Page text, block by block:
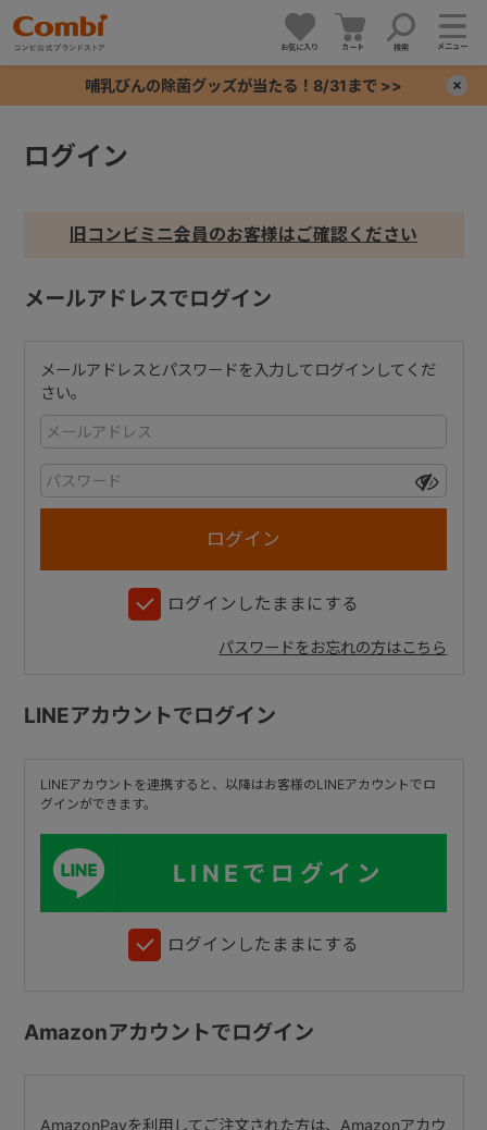
お気に入り カート 検索 メニュー
哺乳びんの除菌グッズが当たる！8/31まで >>
ログイン
旧コンビミニ会員のお客様はご確認ください
メールアドレスでログイン
メールアドレスとパスワードを入力してログインしてくだ
さい。
ログインしたままにする
パスワードをお忘れの方はこちら
LINEアカウントでログイン
LINEアカウントを連携すると、以降はお客様のLINEアカウントでロ
グインができます。
LINEでログイン
ログインしたままにする
Amazonアカウントでログイン
AmazonPayを利用してご注文された方は、Amazonアカウ